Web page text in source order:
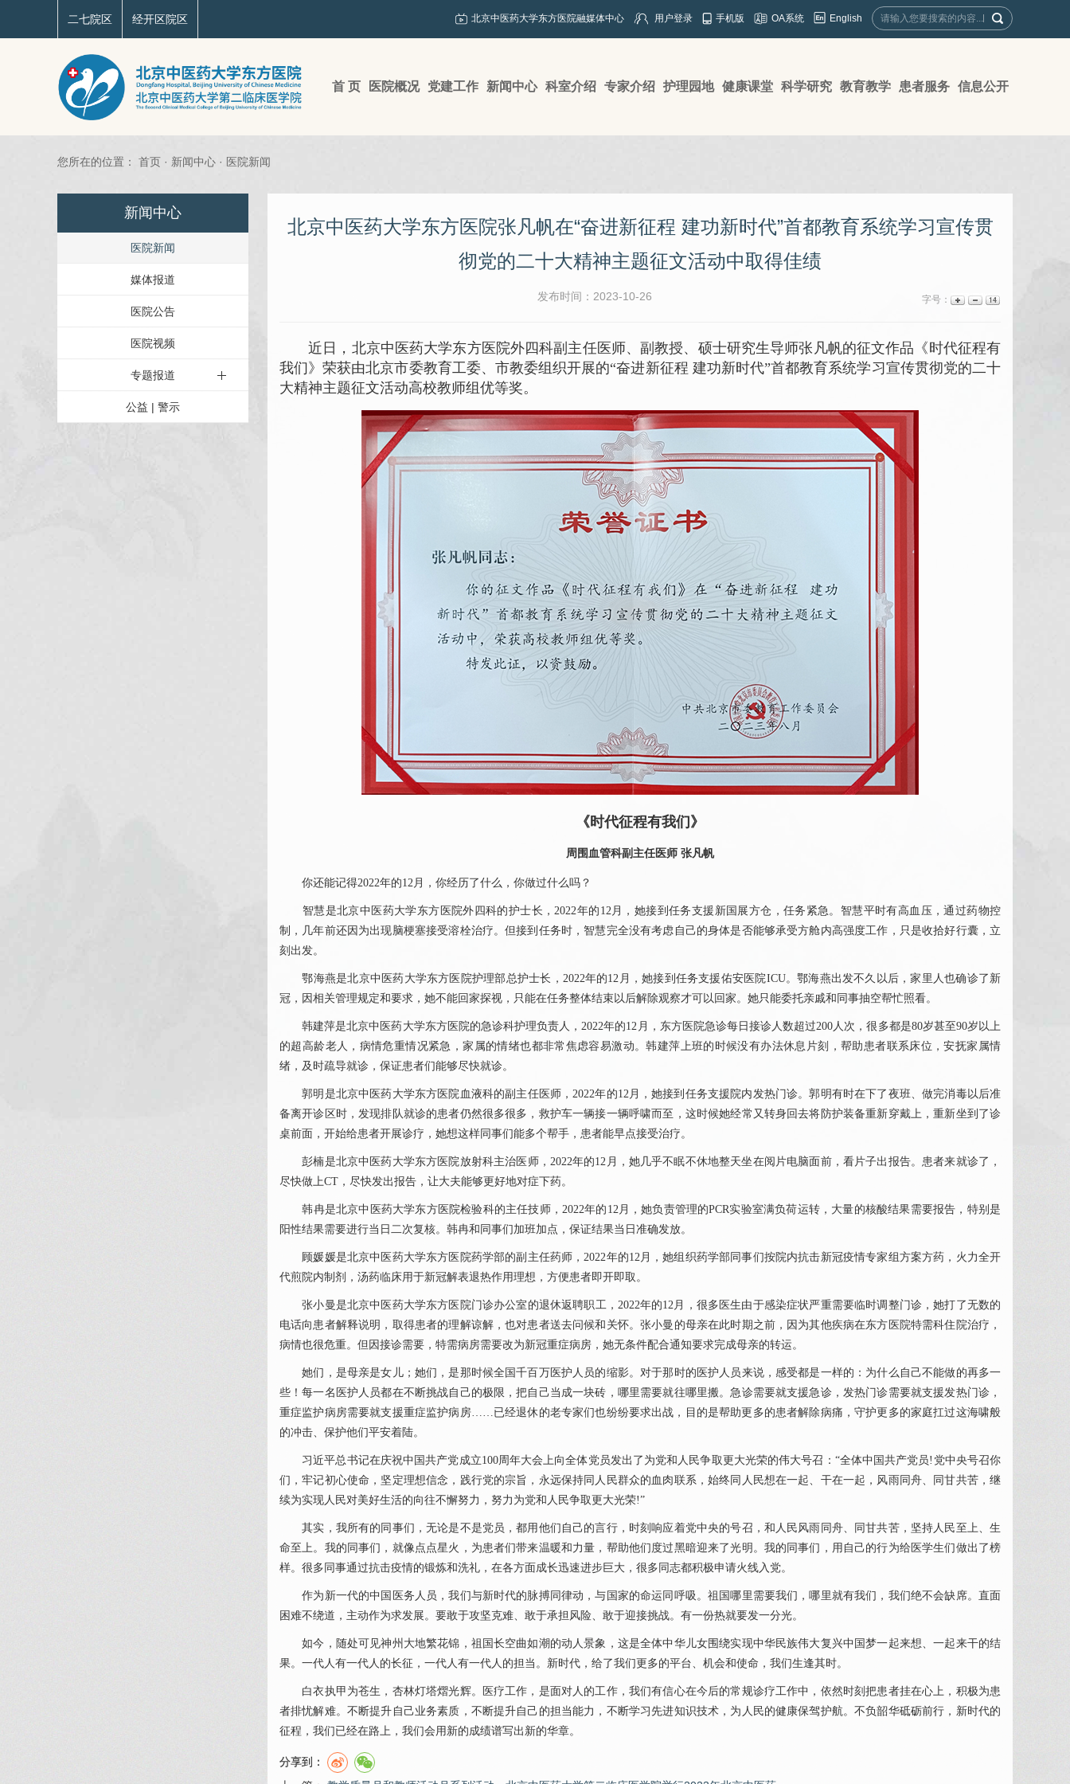
二七院区 经开区院区 北京中医药大学东方医院融媒体中心 用户登录 手机版 OA系统 English
首 页 医院概况 党建工作 新闻中心 科室介绍 专家介绍 护理园地 健康课堂 科学研究 教育教学 患者服务 信息公开
您所在的位置： 首页 · 新闻中心 · 医院新闻
新闻中心
医院新闻
媒体报道
医院公告
医院视频
专题报道
公益 | 警示
北京中医药大学东方医院张凡帆在“奋进新征程 建功新时代”首都教育系统学习宣传贯
彻党的二十大精神主题征文活动中取得佳绩
发布时间：2023-10-26 字号：
近日，北京中医药大学东方医院外四科副主任医师、副教授、硕士研究生导师张凡帆的征文作品《时代征程有
我们》荣获由北京市委教育工委、市教委组织开展的“奋进新征程 建功新时代”首都教育系统学习宣传贯彻党的二十
大精神主题征文活动高校教师组优等奖。
《时代征程有我们》
周围血管科副主任医师 张凡帆
你还能记得2022年的12月，你经历了什么，你做过什么吗？
智慧是北京中医药大学东方医院外四科的护士长，2022年的12月，她接到任务支援新国展方仓，任务紧急。智慧平时有高血压 ，通过药物控
制，几年前还因为出现脑梗塞接受溶栓治疗。但接到任务时，智慧完全没有考虑自己的身体是否能够承受方舱内高强度工作，只是收拾好行囊，立
刻出发。
鄂海燕是北京中医药大学东方医院护理部总护士长，2022年的12月，她接到任务支援佑安医院ICU。鄂海燕出发不久以后，家里人也确诊了新
冠，因相关管理规定和要求，她不能回家探视，只能在任务整体结束以后解除观察才可以回家。她只能委托亲戚和同事抽空帮忙照看。
韩建萍是北京中医药大学东方医院的急诊科护理负责人，2022年的12月，东方医院急诊每日接诊人数超过200人次，很多都是80岁甚至90岁以上
的超高龄老人，病情危重情况紧急，家属的情绪也都非常焦虑容易激动。韩建萍上班的时候没有办法休息片刻，帮助患者联系床位，安抚家属情
绪，及时疏导就诊，保证患者们能够尽快就诊。
郭明 是北京中医药大学东方医院血液科的副主任医师，2022年的12月，她接到任务支援院内发热门诊。郭明有时在下了夜班、做完消毒以后准
备离开诊区时，发现排队就诊的患者仍然很多很多，救护车一辆接一辆呼啸而至，这时候她经常又转身回去将防护装备重新穿戴上，重新坐到了诊
桌前面，开始给患者开展诊疗，她想这样同事们能多个帮手，患者能早点接受治疗。
彭楠是北京中医药大学东方医院放射科主治医师，2022年的12月，她几乎不眠不休地整天坐在阅片电脑面前，看片子出报告。患者来就诊了，
尽快做上CT，尽快发出报告，让大夫能够更好地对症下药。
韩冉是北京中医药大学东方医院检验科的主任技师，2022年的12月，她负责管理的PCR实验室满负荷运转，大量的核酸结果需要报告，特别是
阳性结果需要进行当日二次复核。韩冉和同事们加班加点，保证结果当日准确发放。
顾媛媛是北京中医药大学东方医院药学部的副主任药师，2022年的12月，她组织药学部 同事们按院内抗击新冠疫情专家组方案方药，火力全开
代煎院内制剂，汤药临床用于新冠解表退热作用理想，方便患者即开即取。
张小曼是北京中医药大学东方医院门诊办公室的退休返聘职工，2022年的12月，很多医生由于感染症状严重需要临时调整门诊，她打了无数的
电话向患者解释说明，取得患者的理解谅解，也对患者送去问候和关怀。张小曼的母亲在此时期之前，因为其他疾病在东方医院特需科住院治疗，
病情也很危重。但因接诊需要，特需病房需要改为新冠重症病房，她无条件配合通知要求完成母亲的转运。
她们，是母亲是女儿；她们，是那时候全国千百万医护人员的缩影。对于那时的医护人员来说，感受都是一样的：为什么自己不能做的再多一
些！每一名医护人员都在不断挑战自己的极限，把自己当成一块砖，哪里需要就往哪里搬。急诊需要就支援急诊，发热门诊需要就支援发热门诊，
重症监护病房需要就支援重症监护病房……已经退休的老专家们也纷纷要求出战，目的是帮助更多的患者解除病痛，守护更多的家庭扛过这海啸般
的冲击、保护他们平安着陆。
习近平总书记在庆祝中国共产党成立100周年大会上向全体党员发出了为党和人民争取更大光荣的伟大号召：“全体中国共产党员!党中央号召你
们，牢记初心使命，坚定理想信念，践行党的宗旨，永远保持同人民群众的血肉联系，始终同人民想在一起、干在一起，风雨同舟、同甘共苦，继
续为实现人民对美好生活的向往不懈努力，努力为党和人民争取更大光荣!”
其实，我所有的同事们，无论是不是党员，都用他们自己的言行，时刻响应着党中央的号召，和人民风雨同舟、同甘共苦，坚持人民至上、生
命至上。我的同事们，就像点点星火，为患者们带来温暖和力量，帮助他们度过黑暗迎来了光明。我的同事们，用自己的行为给医学生们做出了榜
样。很多同事通过抗击疫情的锻炼和洗礼，在各方面成长迅速进步巨大，很多同志都积极申请火线入党。
作为新一代的中国医务人员，我们与新时代的脉搏同律动，与国家的命运同呼吸。祖国哪里需要我们，哪里就有我们，我们绝不会缺席。直面
困难不绕道，主动作为求发展。要敢于攻坚克难、敢于承担风险、敢于迎接挑战。有一份热就要发一分光。
如今，随处可见神州大地繁花锦，祖国长空曲如潮的动人景象，这是全体中华儿女围绕实现中华民族伟大复兴中国梦一起来想、一起来干的结
果。一代人有一代人的长征，一代人有一代人的担当。新时代，给了我们更多的平台、机会和使命，我们生逢其时。
白衣执甲为苍生，杏林灯塔熠光辉。医疗工作，是面对人的工作，我们有信心在今后的常规诊疗工作中，依然时刻把患者挂在心上，积极为患
者排忧解难。不断提升自己业务素质，不断提升自己的担当能力，不断学习先进知识技术，为人民的健康保驾护航。不负韶华砥砺前行，新时代的
征程，我们已经在路上，我们会用新的成绩谱写出新的华章。
分享到：